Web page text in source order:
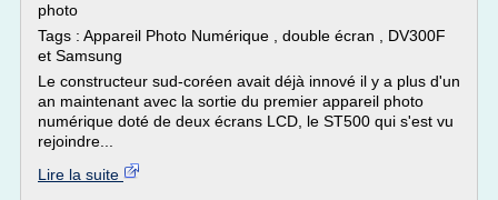
photo
Tags : Appareil Photo Numérique , double écran , DV300F
et Samsung
Le constructeur sud-coréen avait déjà innové il y a plus d'un
an maintenant avec la sortie du premier appareil photo
numérique doté de deux écrans LCD, le ST500 qui s'est vu
rejoindre...
Lire la suite